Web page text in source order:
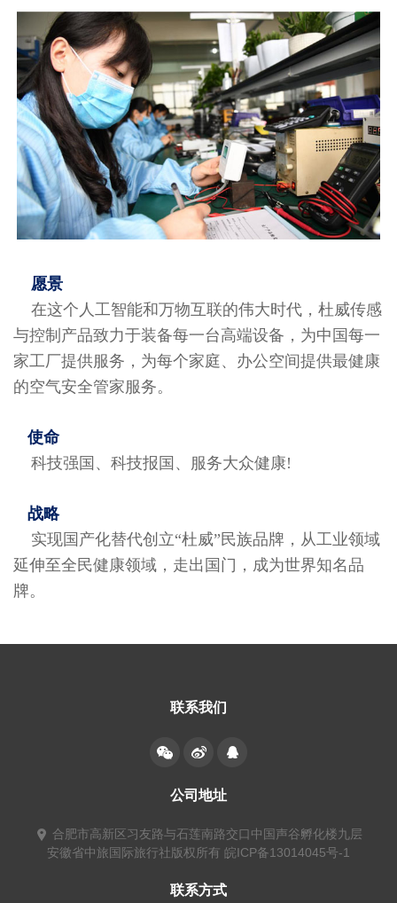
愿景
在这个人工智能和万物互联的伟大时代，杜威传感
与控制产品致力于装备每一台高端设备，为中国每一
家工厂提供服务，为每个家庭、办公空间提供最健康
的空气安全管家服务。
使命
科技强国、科技报国、服务大众健康!
战略
实现国产化替代创立“杜威”民族品牌，从工业领域
延伸至全民健康领域，走出国门，成为世界知名品
牌。
联系我们
公司地址
合肥市高新区习友路与石莲南路交口中国声谷孵化楼九层
安徽省中旅国际旅行社版权所有 皖ICP备13014045号-1
联系方式